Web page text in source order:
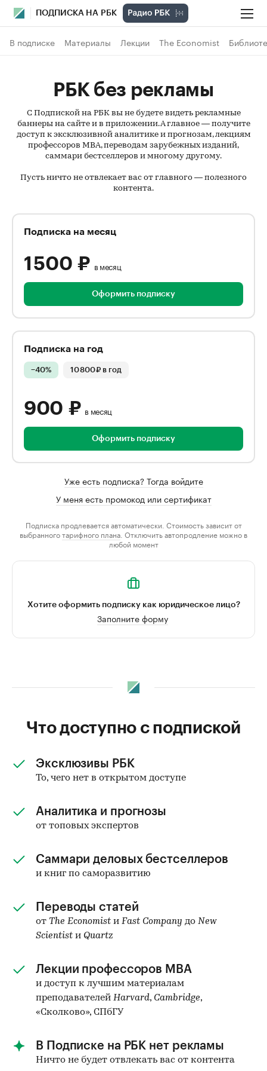
ПОДПИСКА НА РБК
В подписке Материалы Лекции The Economist
РБК без рекламы
С Подпиской на РБК вы не будете видеть рекламные
баннеры на сайте и в приложении. А главное — получите
доступ к эксклюзивной аналитике и прогнозам, лекциям
профессоров MBA, переводам зарубежных изданий,
саммари бестселлеров и многому другому.
Пусть ничто не отвлекает вас от главного — полезного
контента.
Подписка на месяц
1 500 ₽ в месяц
Оформить подписку
Подписка на год
−40% 10 800₽ в год
900 ₽ в месяц
Оформить подписку
Уже есть подписка? Тогда войдите
У меня есть промокод или сертификат
Подписка продлевается автоматически. Стоимость зависит от
выбранноготарифного плана . Отключить автопродление можно в
любой момент
Хотите оформить подписку как юридическое лицо?
Заполните форму
Что доступно с подпиской
Эксклюзивы РБК
То, чего нет в открытом доступе
Аналитика и прогнозы
от топовых экспертов
Саммари деловых бестселлеров
и книг по саморазвитию
Переводы статей
от The Economist и Fast Company до New
Scientist и Quartz
Лекции профессоров MBA
и доступ к лучшим материалам
преподавателей Harvard, Cambridge,
«Сколково», СПбГУ
В Подписке на РБК нет рекламы
Ничто не будет отвлекать вас от контента